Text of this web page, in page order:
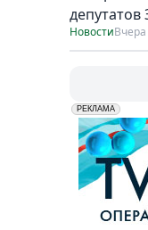
Новости
erid: LdtCK5udn
РЕКЛАМА
АО "ГАТР", ИНН: